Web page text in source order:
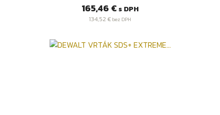
Cena
165,46 € s DPH
134,52 € bez DPH